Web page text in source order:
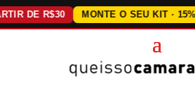
R$30 MONTE O SEU KIT · 15% OFF